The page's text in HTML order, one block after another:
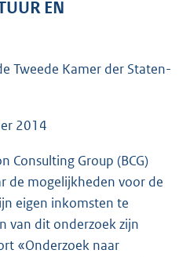
:
b
EN
Tweede Kamer der Staten-
2014
Consulting Group (BCG)
de mogelijkheden voor de
eigen inkomsten te
van dit onderzoek zijn
«Onderzoek naar